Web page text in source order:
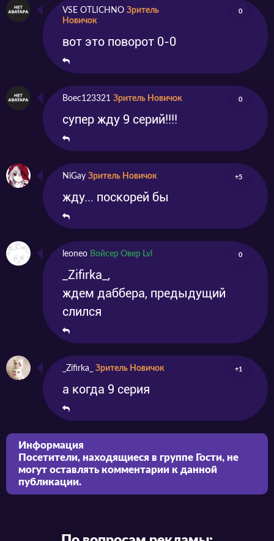
VSE OTLICHNO Зритель
Новичок
0
вот это поворот 0-0
Boec123321 Зритель Новичок 0
супер жду 9 серий!!!!
NiGay Зритель Новичок +5
жду... поскорей бы
leoneo Войсер Овер Lvl 0
_Zifirka_,
ждем даббера, предыдущий
слился
_Zifirka_ Зритель Новичок +1
а когда 9 серия
Информация
Посетители, находящиеся в группе Гости, не
могут оставлять комментарии к данной
публикации.